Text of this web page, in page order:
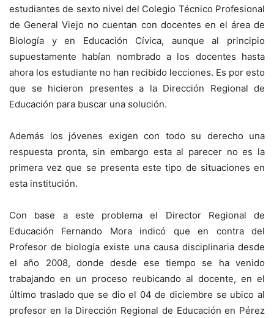
estudiantes de sexto nivel del Colegio Técnico Profesional
de General Viejo no cuentan con docentes en el área de
Biología y en Educación Cívica, aunque al principio
supuestamente habían nombrado a los docentes hasta
ahora los estudiante no han recibido lecciones. Es por esto
que se hicieron presentes a la Dirección Regional de
Educación para buscar una solución.
Además los jóvenes exigen con todo su derecho una
respuesta pronta, sin embargo esta al parecer no es la
primera vez que se presenta este tipo de situaciones en
esta institución.
Con base a este problema el Director Regional de
Educación Fernando Mora indicó que en contra del
Profesor de biología existe una causa disciplinaria desde
el año 2008, donde desde ese tiempo se ha venido
trabajando en un proceso reubicando al docente, en el
último traslado que se dio el 04 de diciembre se ubico al
profesor en la Dirección Regional de Educación en Pérez